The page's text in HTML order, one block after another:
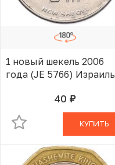
1 новый шекель 2006
года (JE 5766) Израиль
40 руб.В КОРЗИНЕ
КУПИТЬ